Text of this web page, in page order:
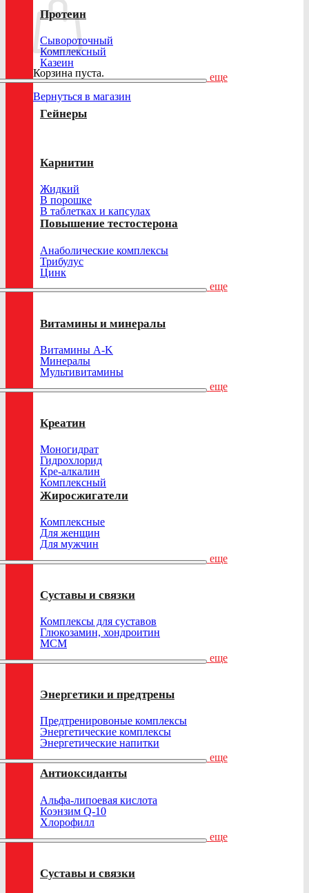
Корзина пуста.
Вернуться в магазин
Протеин
Сывороточный
Комплексный
Казеин
еще
Гейнеры
Карнитин
Жидкий
В порошке
В таблетках и капсулах
Повышение тестостерона
Анаболические комплексы
Трибулус
Цинк
еще
Витамины и минералы
Витамины A-K
Минералы
Мультивитамины
еще
Креатин
Моногидрат
Гидрохлорид
Кре-алкалин
Комплексный
Жиросжигатели
Комплексные
Для женщин
Для мужчин
еще
Суставы и связки
Комплексы для суставов
Глюкозамин, хондроитин
МСМ
еще
Энергетики и предтрены
Предтренировоные комплексы
Энергетические комплексы
Энергетические напитки
еще
Антиоксиданты
Альфа-липоевая кислота
Коэнзим Q-10
Хлорофилл
еще
Суставы и связки